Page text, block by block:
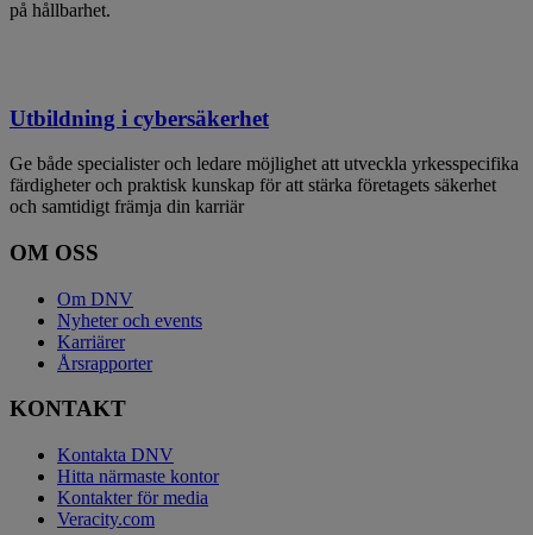
på hållbarhet.
Utbildning i cybersäkerhet
Ge både specialister och ledare möjlighet att utveckla yrkesspecifika
färdigheter och praktisk kunskap för att stärka företagets säkerhet
och samtidigt främja din karriär
OM OSS
Om DNV
Nyheter och events
Karriärer
Årsrapporter
KONTAKT
Kontakta DNV
Hitta närmaste kontor
Kontakter för media
Veracity.com